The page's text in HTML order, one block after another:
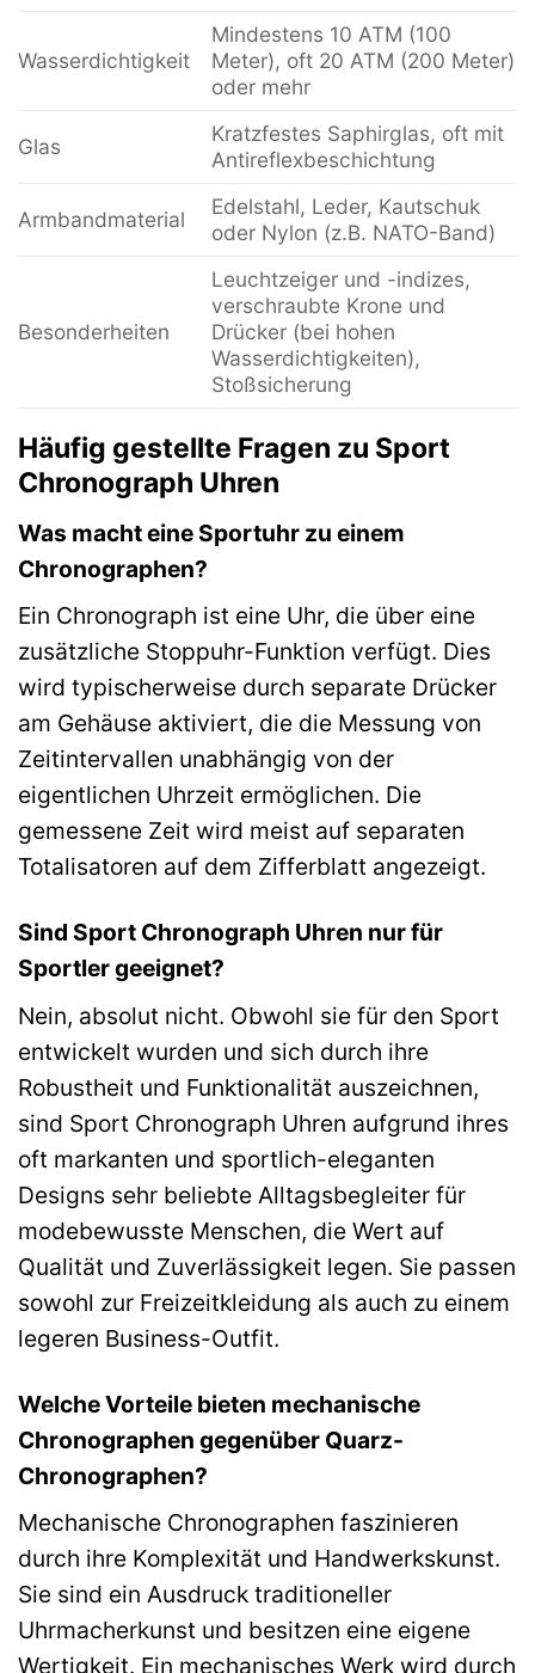
Wasserdichtigkeit
Mindestens 10 ATM (100
Meter), oft 20 ATM (200 Meter)
oder mehr
Glas
Kratzfestes Saphirglas, oft mit
Antireflexbeschichtung
Armbandmaterial
Edelstahl, Leder, Kautschuk
oder Nylon (z.B. NATO-Band)
Besonderheiten
Leuchtzeiger und -indizes,
verschraubte Krone und
Drücker (bei hohen
Wasserdichtigkeiten),
Stoßsicherung
Häufig gestellte Fragen zu Sport
Chronograph Uhren
Was macht eine Sportuhr zu einem
Chronographen?
Ein Chronograph ist eine Uhr, die über eine
zusätzliche Stoppuhr-Funktion verfügt. Dies
wird typischerweise durch separate Drücker
am Gehäuse aktiviert, die die Messung von
Zeitintervallen unabhängig von der
eigentlichen Uhrzeit ermöglichen. Die
gemessene Zeit wird meist auf separaten
Totalisatoren auf dem Zifferblatt angezeigt.
Sind Sport Chronograph Uhren nur für
Sportler geeignet?
Nein, absolut nicht. Obwohl sie für den Sport
entwickelt wurden und sich durch ihre
Robustheit und Funktionalität auszeichnen,
sind Sport Chronograph Uhren aufgrund ihres
oft markanten und sportlich-eleganten
Designs sehr beliebte Alltagsbegleiter für
modebewusste Menschen, die Wert auf
Qualität und Zuverlässigkeit legen. Sie passen
sowohl zur Freizeitkleidung als auch zu einem
legeren Business-Outfit.
Welche Vorteile bieten mechanische
Chronographen gegenüber Quarz-
Chronographen?
Mechanische Chronographen faszinieren
durch ihre Komplexität und Handwerkskunst.
Sie sind ein Ausdruck traditioneller
Uhrmacherkunst und besitzen eine eigene
Wertigkeit. Ein mechanisches Werk wird durch